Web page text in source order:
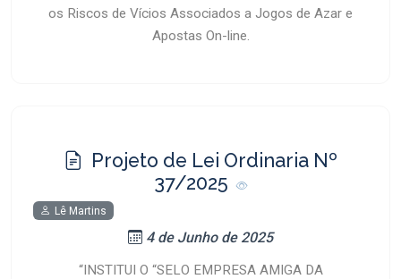
os Riscos de Vícios Associados a Jogos de Azar e
Apostas On-line.
Projeto de Lei Ordinaria Nº
37/2025
Lê Martins
4 de Junho de 2025
“INSTITUI O “SELO EMPRESA AMIGA DA